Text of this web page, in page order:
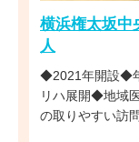
横浜権太坂中
人
◆2021年開設◆
リハ展開◆地域
の取りやすい訪